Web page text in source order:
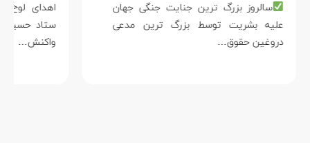
سالروز بزرگ ترین جنایت جنگی جهان
علیه بشریت توسط بزرگ ترین مدعی
دروغین حقوق…
واکنش…